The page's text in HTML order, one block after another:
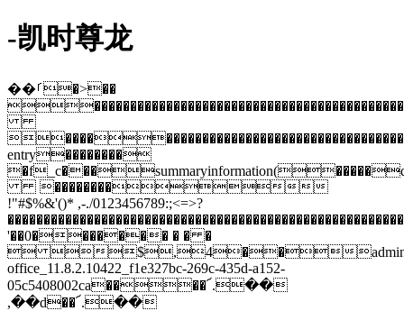
-凯时尊龙
��ࡱ�>��
entry��������
��������
!"#$%&'()* ,-./0123456789:;<=>?
'��0������� � � �
 $,4��
office_11.8.2.10422_f1e327bc-269c-435d-a152-
05c5408002ca����՜.��
,��d��՜.��